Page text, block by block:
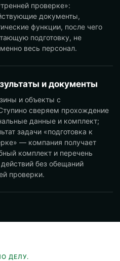
проверке»:
документы,
функции, после чего
подготовку, не
весь персонал.
и документы
и объекты с
сверяем прохождение
данные и комплект;
задачи «подготовка к
— компания получает
комплект и перечень
без обещаний
проверки.
ДЕЛУ.